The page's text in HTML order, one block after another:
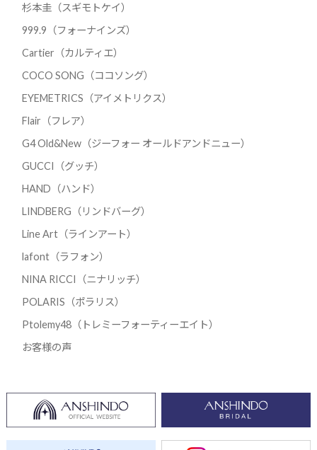
杉本圭（スギモトケイ）
999.9（フォーナインズ）
Cartier（カルティエ）
COCO SONG（ココソング）
EYEMETRICS（アイメトリクス）
Flair（フレア）
G4 Old&New（ジーフォー オールドアンドニュー）
GUCCI（グッチ）
HAND（ハンド）
LINDBERG（リンドバーグ）
Line Art（ラインアート）
lafont（ラフォン）
NINA RICCI（ニナリッチ）
POLARIS（ポラリス）
Ptolemy48（トレミーフォーティーエイト）
お客様の声